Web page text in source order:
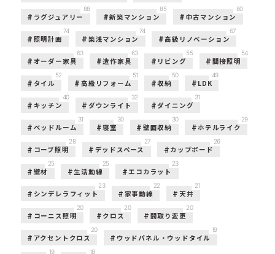
ラグジュアリー
88
新築マンション
85
中古マンション
80
照明計画
74
築浅マンション
74
高級リノベーション
67
オーダー家具
63
造作家具
63
リビング
55
間接照明
54
タイル
52
高級リフォーム
51
収納
50
LDK
49
キッチン
40
ダウンライト
32
ダイニング
31
ベッドルーム
31
寝室
30
壁面収納
30
ホテルライク
29
コーブ照明
28
デッドスペース
27
カップボード
26
壁材
25
生活動線
25
エコカラット
23
シンデレラフィット
23
家事動線
22
天井
21
コーニス照明
20
クロス
20
間取り変更
20
アクセントクロス
20
ウッドパネル・ウッドタイル
19
19 18